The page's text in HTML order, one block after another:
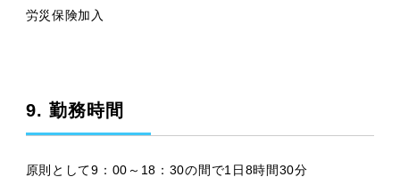
労災保険加入
9. 勤務時間
原則として9：00～18：30の間で1日8時間30分